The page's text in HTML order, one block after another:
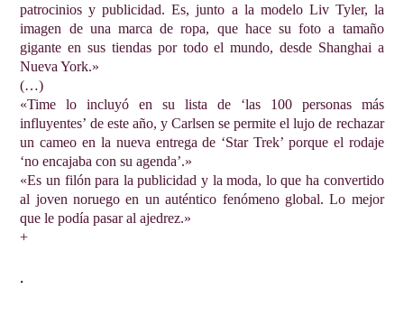
patrocinios y publicidad. Es, junto a la modelo Liv Tyler, la
imagen de una marca de ropa, que hace su foto a tamaño
gigante en sus tiendas por todo el mundo, desde Shanghai a
Nueva York.»
(…)
«Time lo incluyó en su lista de ‘las 100 personas más
influyentes’ de este año, y Carlsen se permite el lujo de rechazar
un cameo en la nueva entrega de ‘Star Trek’ porque el rodaje
‘no encajaba con su agenda’.»
«Es un filón para la publicidad y la moda, lo que ha convertido
al joven noruego en un auténtico fenómeno global. Lo mejor
que le podía pasar al ajedrez.»
+
.